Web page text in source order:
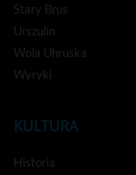
Stary Brus
Urszulin
Wola Uhruska
Wyryki
KULTURA
Historia